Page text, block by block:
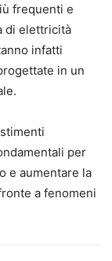
frequenti e
di elettricità
infatti
in un
per
e aumentare la
a fenomeni